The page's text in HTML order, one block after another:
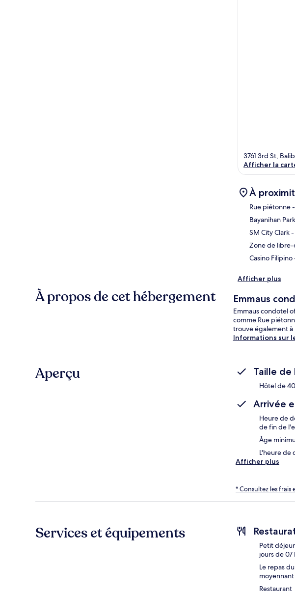
3761 3rd St,
Afficher la
À
Rue piétonne
Bayanihan Park
SM City Clark-
Zone de libre-
Casino Filipino
Afficher plus
À propos de cet hébergement Emmaus
Emmaus condotel
comme Rue
trouve également à
Informations sur
Aperçu Taille de
Hôtel de
Arrivée
Heure de
de fin de
Âge
L'heure de
Afficher plus
* Consultez les
Services et équipements
Petit
jours de 07
Le repas
Restaurant